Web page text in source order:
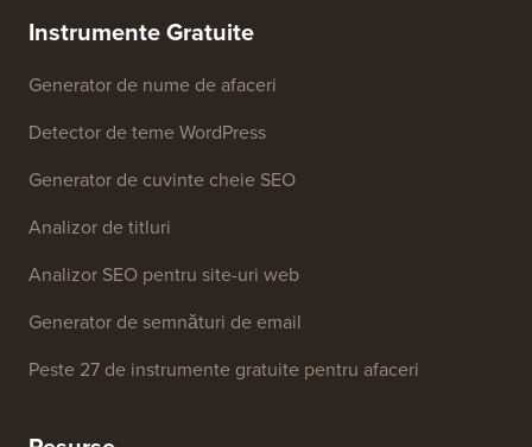
Presă & Resurse de brand
Instrumente Gratuite
Generator de nume de afaceri
Detector de teme WordPress
Generator de cuvinte cheie SEO